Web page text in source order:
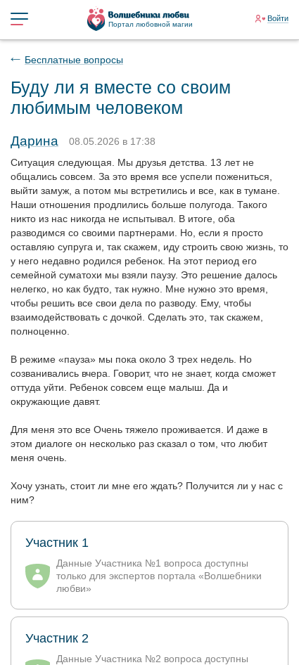
Портал любовной магии
Войти
Бесплатные вопросы
Буду ли я вместе со своим
любимым человеком
Дарина
08.05.2026 в 17:38
Ситуация следующая. Мы друзья детства. 13 лет не
общались совсем. За это время все успели пожениться,
выйти замуж, а потом мы встретились и все, как в тумане.
Наши отношения продлились больше полугода. Такого
никто из нас никогда не испытывал. В итоге, оба
разводимся со своими партнерами. Но, если я просто
оставляю супруга и, так скажем, иду строить свою жизнь, то
у него недавно родился ребенок. На этот период его
семейной суматохи мы взяли паузу. Это решение далось
нелегко, но как будто, так нужно. Мне нужно это время,
чтобы решить все свои дела по разводу. Ему, чтобы
взаимодействовать с дочкой. Сделать это, так скажем,
полноценно.
В режиме «пауза» мы пока около 3 трех недель. Но
созванивались вчера. Говорит, что не знает, когда сможет
оттуда уйти. Ребенок совсем еще малыш. Да и
окружающие давят.
Для меня это все Очень тяжело проживается. И даже в
этом диалоге он несколько раз сказал о том, что любит
меня очень.
Хочу узнать, стоит ли мне его ждать? Получится ли у нас с
ним?
Участник 1
Данные Участника №1 вопроса доступны
только для экспертов портала «Волшебники
любви»
Участник 2
Данные Участника №2 вопроса доступны